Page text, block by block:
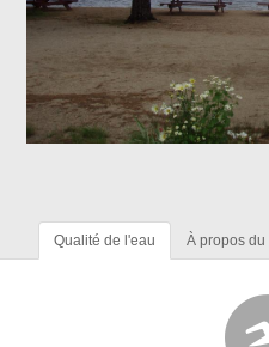
Qualité de l'eau À propos du